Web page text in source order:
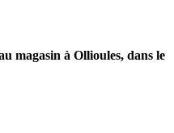
magasin à Ollioules, dans le